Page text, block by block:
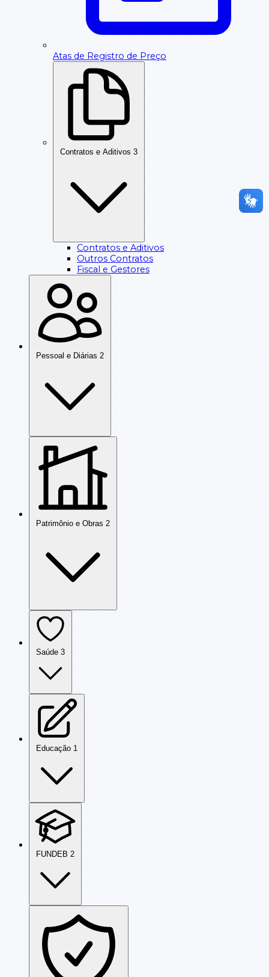
Atas de Registro de Preço
Contratos e Aditivos 3
Contratos e Aditivos
Outros Contratos
Fiscal e Gestores
Pessoal e Diárias 2
Patrimônio e Obras 2
Saúde 3
Educação 1
FUNDEB 2